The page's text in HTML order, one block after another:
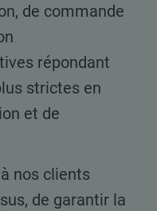
de commande
répondant
strictes en
et de
nos clients
de garantir la